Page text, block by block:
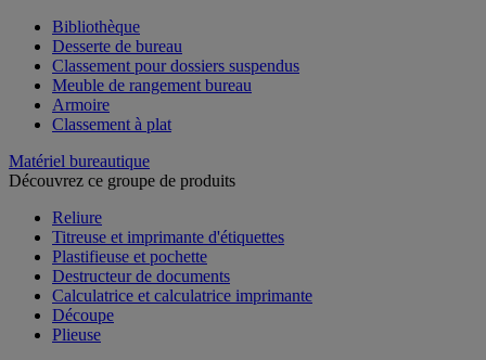
Bibliothèque
Desserte de bureau
Classement pour dossiers suspendus
Meuble de rangement bureau
Armoire
Classement à plat
Matériel bureautique
Découvrez ce groupe de produits
Reliure
Titreuse et imprimante d'étiquettes
Plastifieuse et pochette
Destructeur de documents
Calculatrice et calculatrice imprimante
Découpe
Plieuse